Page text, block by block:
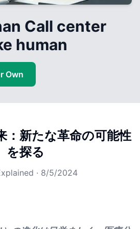
Call center
human
Own
：新たな革命の可能性
を探る
· 8/5/2024